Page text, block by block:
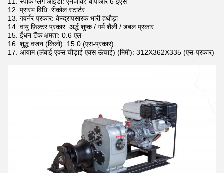
12. प्रारंभ विधि: रीकोल स्टार्टर
13. गवर्नर प्रकार: केन्द्रापसारक भारी हथौड़ा
14. वायु फ़िल्टर प्रकार: अर्द्ध शुष्क / गर्म शैली / डबल प्रकार
15. ईंधन टैंक क्षमता: 0.6 एल
16. शुद्ध वजन (किलो): 15.0 (एस-प्रकार)
17. आयाम (लंबाई एक्स चौड़ाई एक्स ऊंचाई) (मिमी): 312X362X335 (एस-प्रकार)